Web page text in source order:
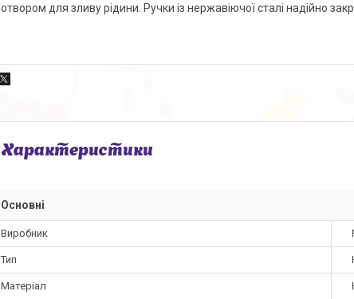
отвором для зливу рідини. Ручки із нержавіючої сталі надійно
Характеристики
Основні
Виробник
Тип
Матеріал